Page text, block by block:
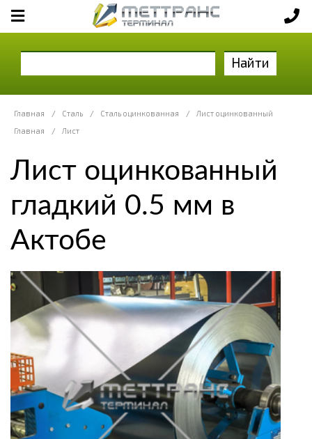
Найти
Главная / Сталь / Сталь оцинкованная /
Лист оцинкованный
Главная
/ Лист
Лист оцинкованный
гладкий 0.5 мм в
Актобе